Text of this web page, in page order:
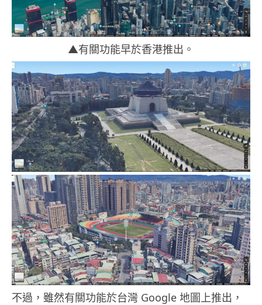
▲有關功能早於香港推出。
不過，雖然有關功能於台灣 Google 地圖上推出，